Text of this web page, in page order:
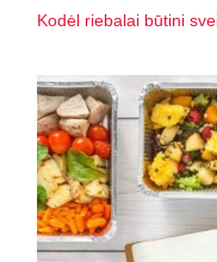
Kodėl riebalai būtini